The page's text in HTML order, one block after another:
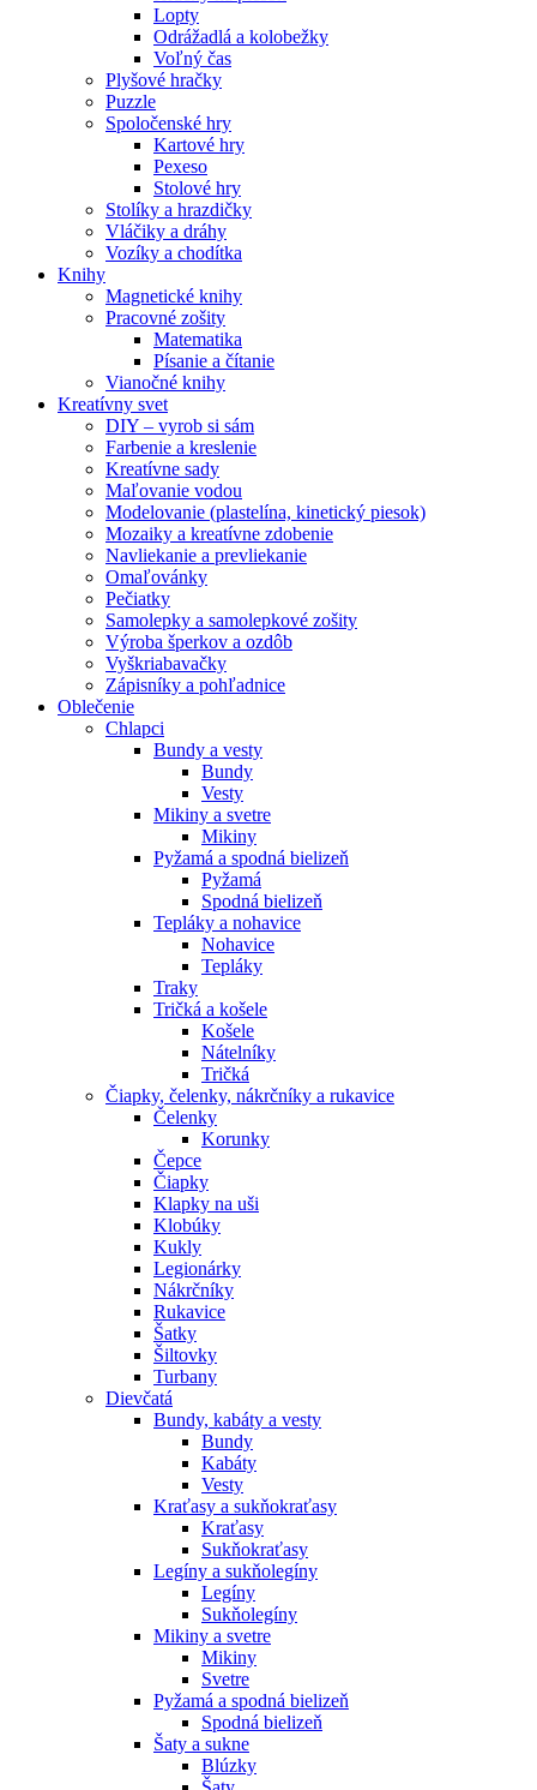
Lopty
Odrážadlá a kolobežky
Voľný čas
Plyšové hračky
Puzzle
Spoločenské hry
Kartové hry
Pexeso
Stolové hry
Stolíky a hrazdičky
Vláčiky a dráhy
Vozíky a chodítka
Knihy
Magnetické knihy
Pracovné zošity
Matematika
Písanie a čítanie
Vianočné knihy
Kreatívny svet
DIY – vyrob si sám
Farbenie a kreslenie
Kreatívne sady
Maľovanie vodou
Modelovanie (plastelína, kinetický piesok)
Mozaiky a kreatívne zdobenie
Navliekanie a prevliekanie
Omaľovánky
Pečiatky
Samolepky a samolepkové zošity
Výroba šperkov a ozdôb
Vyškriabavačky
Zápisníky a pohľadnice
Oblečenie
Chlapci
Bundy a vesty
Bundy
Vesty
Mikiny a svetre
Mikiny
Pyžamá a spodná bielizeň
Pyžamá
Spodná bielizeň
Tepláky a nohavice
Nohavice
Tepláky
Traky
Tričká a košele
Košele
Nátelníky
Tričká
Čiapky, čelenky, nákrčníky a rukavice
Čelenky
Korunky
Čepce
Čiapky
Klapky na uši
Klobúky
Kukly
Legionárky
Nákrčníky
Rukavice
Šatky
Šiltovky
Turbany
Dievčatá
Bundy, kabáty a vesty
Bundy
Kabáty
Vesty
Kraťasy a sukňokraťasy
Kraťasy
Sukňokraťasy
Legíny a sukňolegíny
Legíny
Sukňolegíny
Mikiny a svetre
Mikiny
Svetre
Pyžamá a spodná bielizeň
Spodná bielizeň
Šaty a sukne
Blúzky